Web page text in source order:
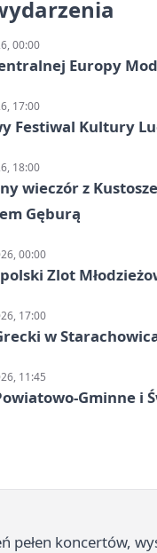
00:00
Europy
17:00
Festiwal Kultury
18:00
wieczór z
Gęburą
00:00
Zlot
17:00
w
11:45
Gminne i
pełen koncertów,